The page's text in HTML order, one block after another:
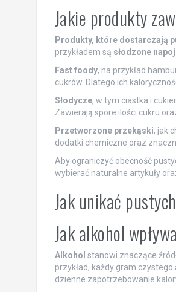
Jakie produkty
Produkty, które dostarczają
przykładem są słodzone
Fast foody, na przykład
cukrów. Dlatego ich
Słodycze, w tym ciastka i
Zawierają spore ilości cukru
Przetworzone przekąski, jak
dodatki chemiczne oraz
Aby ograniczyć obecność
wybierać naturalne artykuły
Jak unikać
Jak alkohol
Alkohol stanowi znaczące
przykład, każdy gram czystego
dzienne zapotrzebowanie